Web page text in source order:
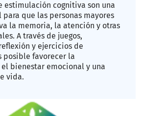
estimulación cognitiva son una
que las personas mayores
la memoria, la atención y otras
A través de juegos,
y ejercicios de
posible favorecer la
bienestar emocional y una
vida.